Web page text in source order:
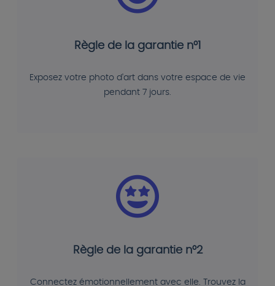
Règle de la garantie n°1
Exposez votre photo d'art dans votre espace de vie
pendant 7 jours.
Règle de la garantie n°2
Connectez émotionnellement avec elle. Trouvez la